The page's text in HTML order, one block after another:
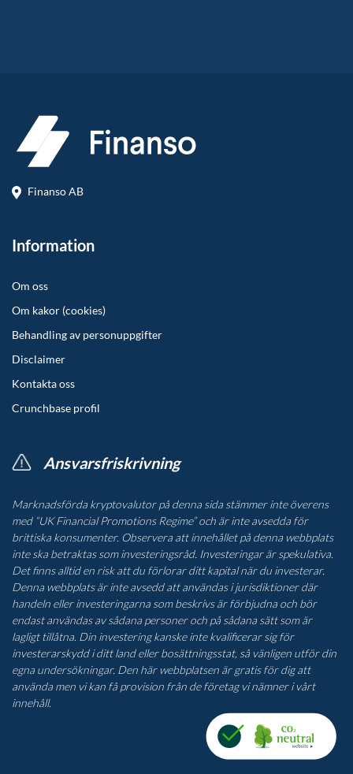
Finanso AB
Information
Om oss
Om kakor (cookies)
Behandling av personuppgifter
Disclaimer
Kontakta oss
Crunchbase profil
Ansvarsfriskrivning
Marknadsförda kryptovalutor på denna sida stämmer inte överens
med “UK Financial Promotions Regime” och är inte avsedda för
brittiska konsumenter. Observera att innehållet på denna webbplats
inte ska betraktas som investeringsråd. Investeringar är spekulativa.
Det finns alltid en risk att du förlorar ditt kapital när du investerar.
Denna webbplats är inte avsedd att användas i jurisdiktioner där
handeln eller investeringarna som beskrivs är förbjudna och bör
endast användas av sådana personer och på sådana sätt som är
lagligt tillåtna. Din investering kanske inte kvalificerar sig för
investerarskydd i ditt land eller bosättningsstat, så vänligen utför din
egna undersökningar. Den här webbplatsen är gratis för dig att
använda men vi kan få provision från de företag vi nämner i vårt
innehåll.